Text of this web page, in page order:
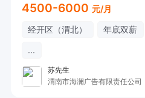
4500-6000 元/月
经开区（渭北） 年底双薪
...
苏先生
渭南市海澜广告有限责任公司